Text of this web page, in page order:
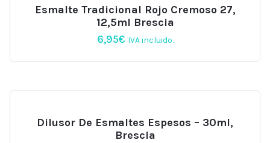
Esmalte Tradicional Rojo Cremoso 27,
12,5ml Brescia
6,95€ IVA incluido.
Dilusor De Esmaltes Espesos – 30ml,
Brescia